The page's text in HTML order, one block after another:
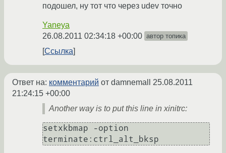
подошел, ну тот что через udev точно
Yaneya
26.08.2011 02:34:18 +00:00 автор топика
Ссылка
Ответ на: комментарий от damnemall 25.08.2011
21:24:15 +00:00
Another way is to put this line in xinitrc:
setxkbmap -option
terminate:ctrl_alt_bksp